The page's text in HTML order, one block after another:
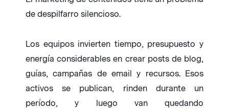
de despilfarro silencioso.
Los equipos invierten tiempo, presupuesto y
energía considerables en crear posts de blog,
guías, campañas de email y recursos. Esos
activos se publican, rinden durante un
período, y luego van quedando